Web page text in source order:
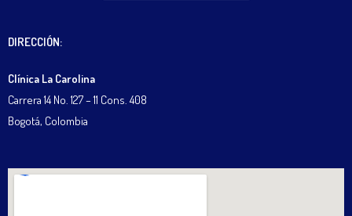
DIRECCIÓN:
Clínica La Carolina
Carrera 14 No. 127 – 11 Cons. 408
Bogotá, Colombia